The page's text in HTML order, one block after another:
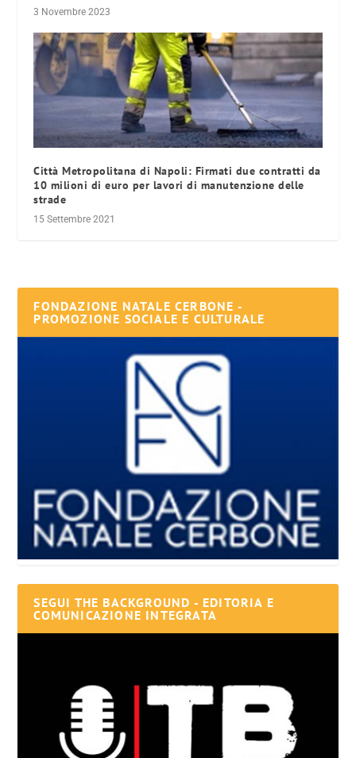
3 Novembre 2023
Città Metropolitana di Napoli: Firmati due contratti da
10 milioni di euro per lavori di manutenzione delle
strade
15 Settembre 2021
FONDAZIONE NATALE CERBONE -
PROMOZIONE SOCIALE E CULTURALE
SEGUI THE BACKGROUND - EDITORIA E
COMUNICAZIONE INTEGRATA